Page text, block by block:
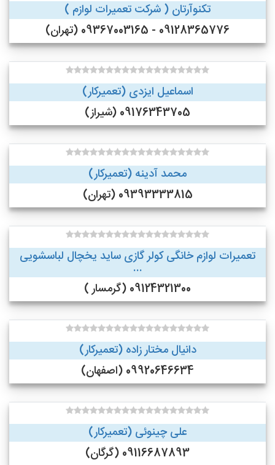
تکنوآرتان ( شرکت تعمیرات لوازم )
09128365776 - 09367003165 (تهران)
اسماعیل ایزدی (تعمیرکار)
09176343705 (شیراز)
محمد آدینه (تعمیرکار)
09393333815 (تهران)
تعمیرات لوازم خانگی کولر گازی ساید یخچال لباسشویی
...
09124321300 (گرمسار )
دانیال مختار زاده (تعمیرکار)
09920646634 (اصفهان)
علی چینوئی (تعمیرکار)
09116687893 (گرگان)